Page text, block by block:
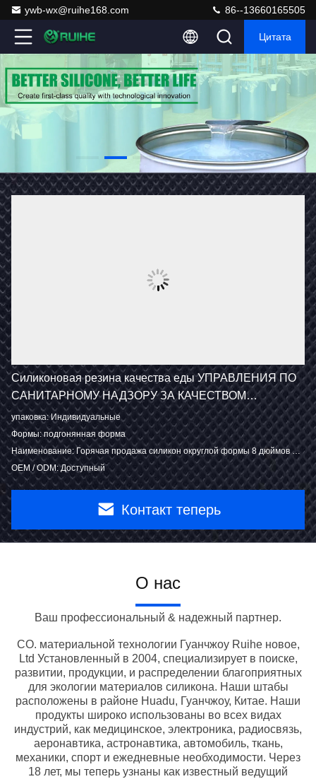
ywb-wx@ruihe168.com 86--13660165505
Цитата
Силиконовая резина качества еды УПРАВЛЕНИЯ ПО
САНИТАРНОМУ НАДЗОРУ ЗА КАЧЕСТВОМ
ПИЩЕВЫХ ПРОДУКТОВ И МЕДИКАМЕНТОВ
жидкостная для сексуальных органов тела игрушки
выдерживая сопротивление
упаковка: Индивидуальные
Формы: подгонянная форма
Наименование: Горячая продажа силикон округлой формы 8 дюймов печет прессформу
OEM / ODM: Доступный
Контакт теперь
О нас
Ваш профессиональный & надежный партнер.
CO. материальной технологии Гуанчжоу Ruihe новое,
Ltd Установленный в 2004, специализирует в поиске,
развитии, продукции, и распределении благоприятных
для экологии материалов силикона. Наши штабы
расположены в районе Huadu, Гуанчжоу, Китае. Наши
продукты широко использованы во всех видах
индустрий, как медицинское, электроника, радиосвязь,
аеронавтика, астронавтика, автомобиль, ткань,
механики, спорт и ежедневные необходимости. Через
18 лет, мы теперь узнаны как известный ведущий